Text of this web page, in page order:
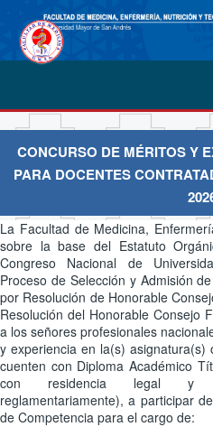
CONCURSO DE MÉRITOS Y
PARA DOCENTES
La Facultad de Medicina,
sobre la base del Estatuto
Congreso Nacional de
Proceso de Selección y Admisión
por Resolución de Honorable
Resolución del Honorable Consejo
a los señores profesionales
y experiencia en la(s)
cuenten con Diploma Académico
con residencia legal y
reglamentariamente), a participar
de Competencia para el cargo de: